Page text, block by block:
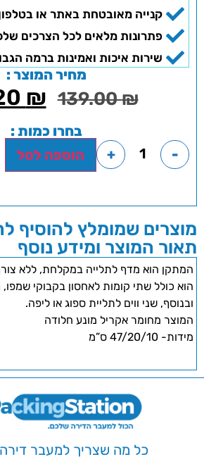
קנייה מאובטחת באתר או
פתרונות מלאים לכל הצרכים
שירות איכות ואמינות ברמה
מחיר המוצר :
139.00₪
₪
בחרו כמות :
-
+ הוספה לסל
מוצרים שמומלץ להוסיף
תאור המוצר ומידע נוסף
המתקן הוא מדף לתלייה במקלחת, ללא
הוא כולל שתי קומות לאחסון בקבוקי שמפו,
ובנוסף, שני ווים לתליית ספוג או ליפה.
המוצר מחומר אקריל מונע חלודה
מידות- 47/20/10 ס”מ
כל מה שצריך למעבר